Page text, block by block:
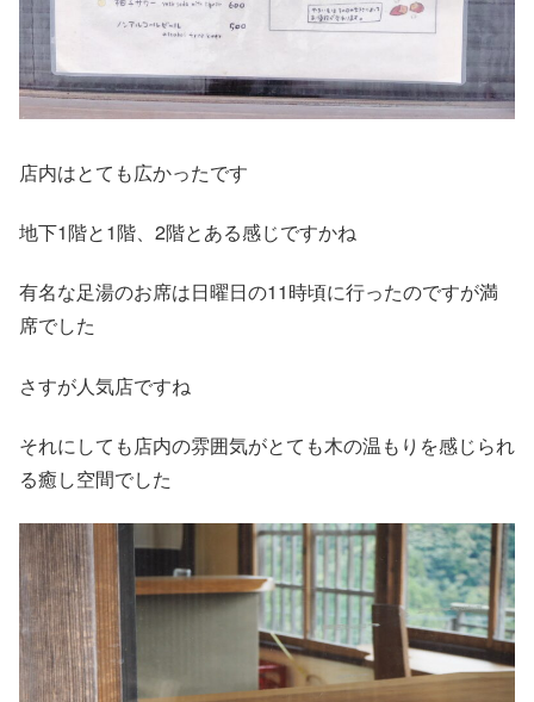
店内はとても広かったです
地下1階と1階、2階とある感じですかね
有名な足湯のお席は日曜日の11時頃に行ったのですが満
席でした
さすが人気店ですね
それにしても店内の雰囲気がとても木の温もりを感じられ
る癒し空間でした